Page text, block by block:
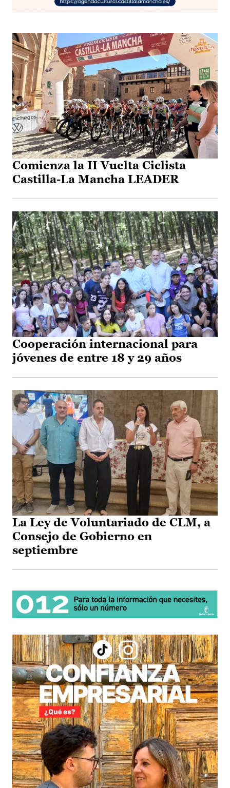
Comienza la II Vuelta Ciclista
Castilla-La Mancha LEADER
Cooperación internacional para
jóvenes de entre 18 y 29 años
La Ley de Voluntariado de CLM, a
Consejo de Gobierno en
septiembre